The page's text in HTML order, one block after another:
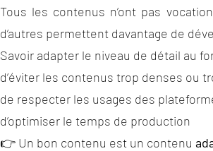
Tous les contenus n’ont pas
d’autres permettent davantage de
Savoir adapter le niveau de détail au
d’éviter les contenus trop denses ou
de respecter les usages des
d’optimiser le temps de production
👉 Un bon contenu est un contenu